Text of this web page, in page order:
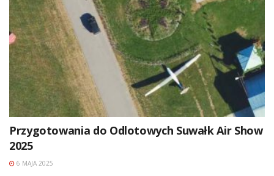
Przygotowania do Odlotowych Suwałk Air Show
2025
6 MAJA 2025